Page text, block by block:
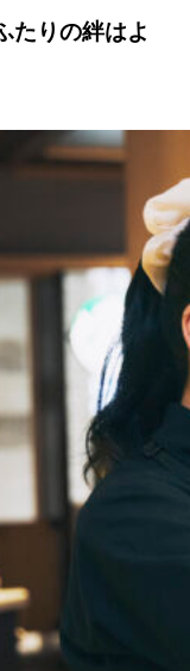
たりの絆はよ